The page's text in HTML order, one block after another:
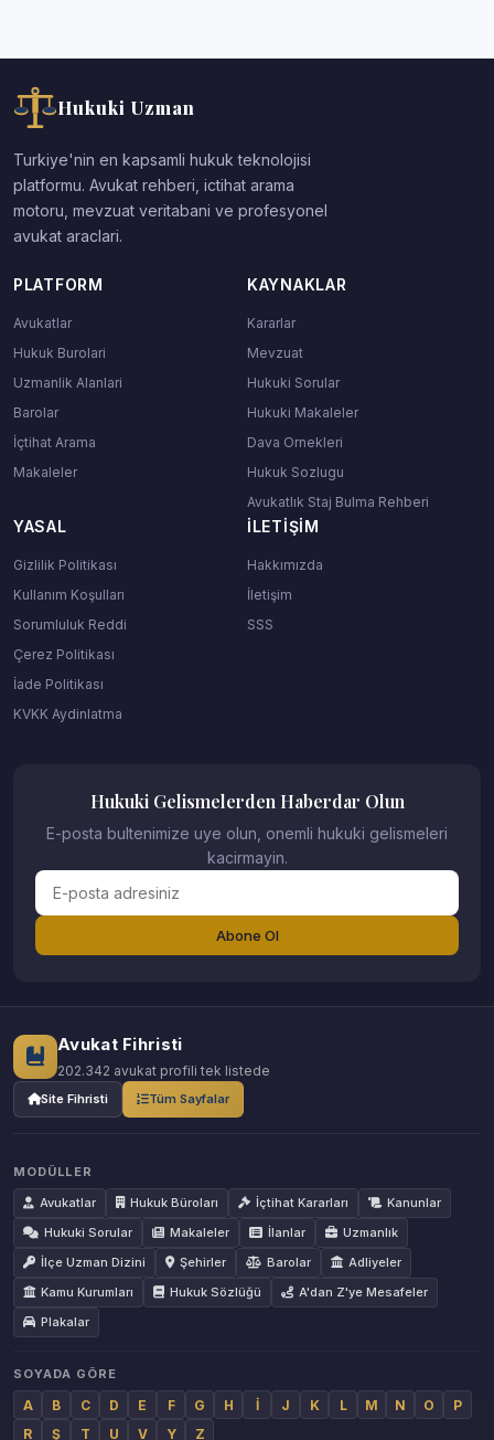
Hukuki Uzman
Turkiye'nin en kapsamli hukuk teknolojisi
platformu. Avukat rehberi, ictihat arama
motoru, mevzuat veritabani ve profesyonel
avukat araclari.
PLATFORM
Avukatlar
Hukuk Burolari
Uzmanlik Alanlari
Barolar
İçtihat Arama
Makaleler
KAYNAKLAR
Kararlar
Mevzuat
Hukuki Sorular
Hukuki Makaleler
Dava Ornekleri
Hukuk Sozlugu
Avukatlık Staj Bulma Rehberi
YASAL
Gizlilik Politikası
Kullanım Koşulları
Sorumluluk Reddi
Çerez Politikası
İade Politikası
KVKK Aydinlatma
İLETIŞIM
Hakkımızda
İletişim
SSS
Hukuki Gelismelerden Haberdar Olun
E-posta bultenimize uye olun, onemli hukuki gelismeleri
kacirmayin.
Abone Ol
Avukat Fihristi
202.342 avukat profili tek listede
Site Fihristi Tüm Sayfalar
MODÜLLER
Avukatlar
Hukuk Büroları İçtihat Kararları
Kanunlar
Hukuki Sorular
Makaleler İlanlar
Uzmanlık
İlçe Uzman Dizini
Şehirler Barolar
Adliyeler
Kamu Kurumları
Hukuk Sözlüğü
A'dan Z'ye Mesafeler
Plakalar
SOYADA GÖRE
A B C D E F G H İ J K L M N O
P
R
Ş T U V Y Z